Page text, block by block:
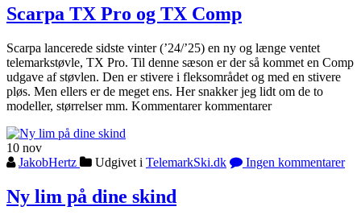
Scarpa TX Pro og TX Comp
Scarpa lancerede sidste vinter (’24/’25) en ny og længe ventet
telemarkstøvle, TX Pro. Til denne sæson er der så kommet en Comp
udgave af støvlen. Den er stivere i fleksområdet og med en stivere
pløs. Men ellers er de meget ens. Her snakker jeg lidt om de to
modeller, størrelser mm. Kommentarer kommentarer
10 nov
JakobHertz
Udgivet i TelemarkSki.dk Ingen kommentarer
Ny lim på dine skind